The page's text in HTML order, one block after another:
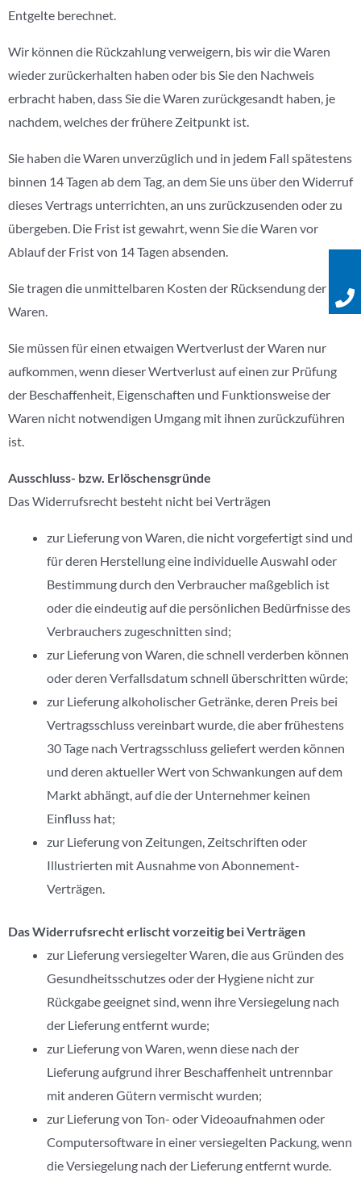
Entgelte berechnet.
Wir können die Rückzahlung verweigern, bis wir die Waren
wieder zurückerhalten haben oder bis Sie den Nachweis
erbracht haben, dass Sie die Waren zurückgesandt haben, je
nachdem, welches der frühere Zeitpunkt ist.
Sie haben die Waren unverzüglich und in jedem Fall spätestens
binnen 14 Tagen ab dem Tag, an dem Sie uns über den Widerruf
dieses Vertrags unterrichten, an uns zurückzusenden oder zu
übergeben. Die Frist ist gewahrt, wenn Sie die Waren vor
Ablauf der Frist von 14 Tagen absenden.
Sie tragen die unmittelbaren Kosten der Rücksendung der
Waren.
Sie müssen für einen etwaigen Wertverlust der Waren nur
aufkommen, wenn dieser Wertverlust auf einen zur Prüfung
der Beschaffenheit, Eigenschaften und Funktionsweise der
Waren nicht notwendigen Umgang mit ihnen zurückzuführen
ist.
Ausschluss- bzw. Erlöschensgründe
Das Widerrufsrecht besteht nicht bei Verträgen
zur Lieferung von Waren, die nicht vorgefertigt sind und
für deren Herstellung eine individuelle Auswahl oder
Bestimmung durch den Verbraucher maßgeblich ist
oder die eindeutig auf die persönlichen Bedürfnisse des
Verbrauchers zugeschnitten sind;
zur Lieferung von Waren, die schnell verderben können
oder deren Verfallsdatum schnell überschritten würde;
zur Lieferung alkoholischer Getränke, deren Preis bei
Vertragsschluss vereinbart wurde, die aber frühestens
30 Tage nach Vertragsschluss geliefert werden können
und deren aktueller Wert von Schwankungen auf dem
Markt abhängt, auf die der Unternehmer keinen
Einfluss hat;
zur Lieferung von Zeitungen, Zeitschriften oder
Illustrierten mit Ausnahme von Abonnement-
Verträgen.
Das Widerrufsrecht erlischt vorzeitig bei Verträgen
zur Lieferung versiegelter Waren, die aus Gründen des
Gesundheitsschutzes oder der Hygiene nicht zur
Rückgabe geeignet sind, wenn ihre Versiegelung nach
der Lieferung entfernt wurde;
zur Lieferung von Waren, wenn diese nach der
Lieferung aufgrund ihrer Beschaffenheit untrennbar
mit anderen Gütern vermischt wurden;
zur Lieferung von Ton- oder Videoaufnahmen oder
Computersoftware in einer versiegelten Packung, wenn
die Versiegelung nach der Lieferung entfernt wurde.